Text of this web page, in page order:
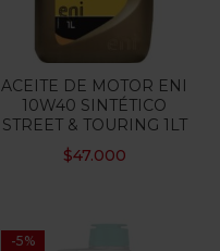
ACEITE DE MOTOR ENI
10W40 SINTÉTICO
STREET & TOURING 1LT
$47.000
-5%